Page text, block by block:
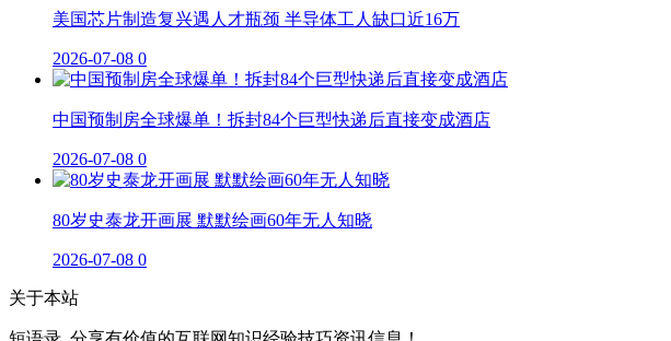
美国芯片制造复兴遇人才瓶颈 半导体工人缺口近16万
2026-07-08 0
中国预制房全球爆单！拆封84个巨型快递后直接变成酒店
2026-07-08 0
80岁史泰龙开画展 默默绘画60年无人知晓
2026-07-08 0
关于本站